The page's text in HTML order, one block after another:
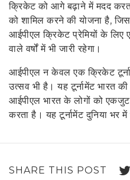
क्रिकेट को आगे बढ़ाने में मदद
को शामिल करने की योजना है,
आईपीएल क्रिकेट प्रेमियों के
वाले वर्षों में भी जारी रहेगा।
आईपीएल न केवल एक क्रिकेट
उत्सव भी है। यह टूर्नामेंट भारत की
आईपीएल भारत के लोगों को
करता है। यह टूर्नामेंट दुनिया भर में
SHARE THIS POST